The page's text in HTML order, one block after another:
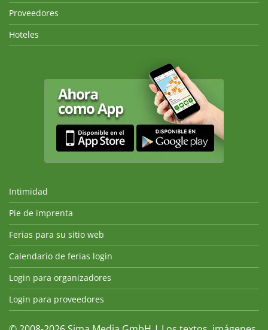
Proveedores
Hoteles
Intimidad
Pie de imprenta
Ferias para su sitio web
Calendario de ferias login
Login para organizadores
Login para proveedores